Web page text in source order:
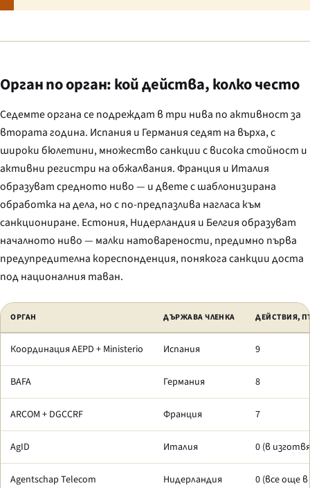
Орган по орган: кой действа, колко често
Седемте органа се подреждат в три нива по активност за
втората година. Испания и Германия седят на върха, с
широки бюлетини, множество санкции с висока стойност и
активни регистри на обжалвания. Франция и Италия
образуват средното ниво — и двете с шаблонизирана
обработка на дела, но с по-предпазлива нагласа към
санкциониране. Естония, Нидерландия и Белгия образуват
началното ниво — малки натоварености, предимно първа
предупредителна кореспонденция, понякога санкции доста
под националния таван.
ОРГАН ДЪРЖАВА ЧЛЕНКА ДЕЙСТВИЯ,
Координация AEPD + Ministerio Испания 9
BAFA Германия 8
ARCOM + DGCCRF Франция 7
AgID Италия 0 (в
Agentschap Telecom Нидерландия 0 (все още